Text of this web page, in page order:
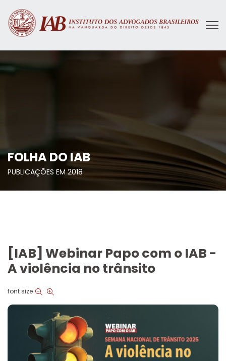
FOLHA DO IAB
PUBLICAÇÕES EM 2018
[IAB] Webinar Papo com o IAB -
A violência no trânsito
font size